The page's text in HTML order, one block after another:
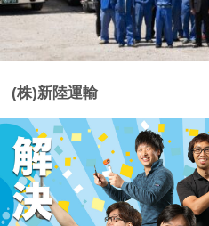
(株)新陸運輸